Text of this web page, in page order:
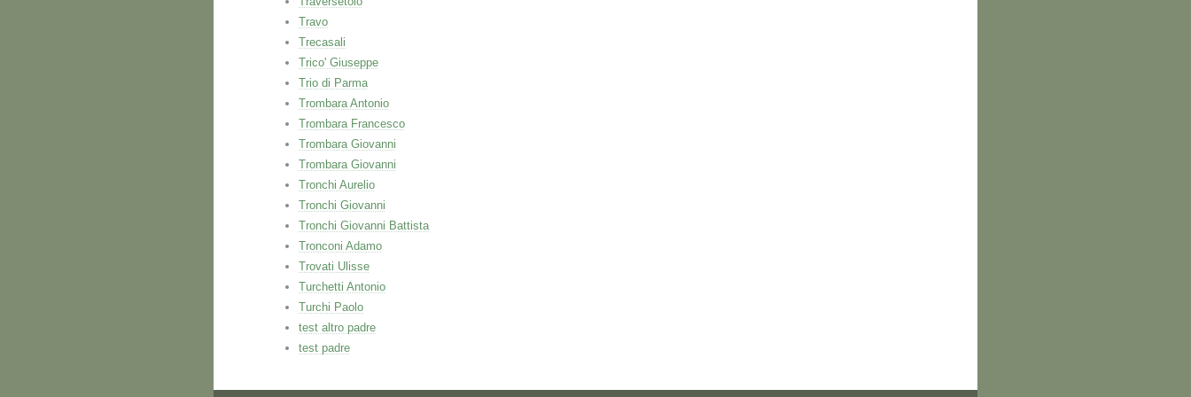
Travo
Trecasali
Trico' Giuseppe
Trio di Parma
Trombara Antonio
Trombara Francesco
Trombara Giovanni
Trombara Giovanni
Tronchi Aurelio
Tronchi Giovanni
Tronchi Giovanni Battista
Tronconi Adamo
Trovati Ulisse
Turchetti Antonio
Turchi Paolo
test altro padre
test padre